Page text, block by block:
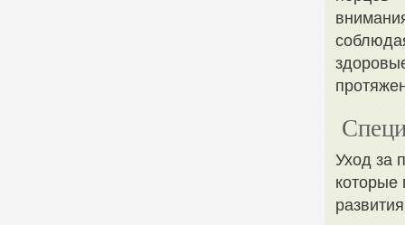
Уход за
которые